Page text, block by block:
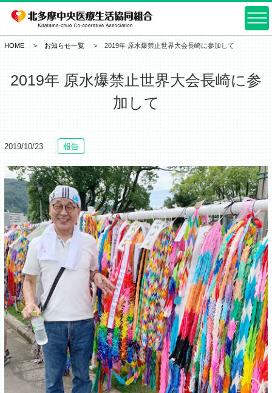
HOME お知らせ一覧 2019年 原水爆禁止世界大会長崎に参加して
2019年 原水爆禁止世界大会長崎に参
加して
2019/10/23 報告